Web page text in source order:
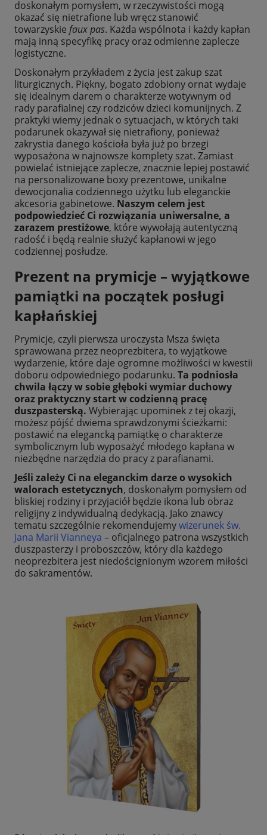
doskonałym pomysłem, w rzeczywistości mogą
okazać się nietrafione lub wręcz stanowić
towarzyskie faux pas. Każda wspólnota i każdy kapłan
mają inną specyfikę pracy oraz odmienne zaplecze
logistyczne.
Doskonałym przykładem z życia jest zakup szat
liturgicznych. Piękny, bogato zdobiony ornat wydaje
się idealnym darem o charakterze wotywnym od
rady parafialnej czy rodziców dzieci komunijnych. Z
praktyki wiemy jednak o sytuacjach, w których taki
podarunek okazywał się nietrafiony, ponieważ
zakrystia danego kościoła była już po brzegi
wyposażona w najnowsze komplety szat. Zamiast
powielać istniejące zaplecze, znacznie lepiej postawić
na personalizowane boxy prezentowe, unikalne
dewocjonalia codziennego użytku lub eleganckie
akcesoria gabinetowe. Naszym celem jest
podpowiedzieć Ci rozwiązania uniwersalne, a
zarazem prestiżowe, które wywołają autentyczną
radość i będą realnie służyć kapłanowi w jego
codziennej posłudze.
Prezent na prymicje – wyjątkowe
pamiątki na początek posługi
kapłańskiej
Prymicje, czyli pierwsza uroczysta Msza święta
sprawowana przez neoprezbitera, to wyjątkowe
wydarzenie, które daje ogromne możliwości w kwestii
doboru odpowiedniego podarunku. Ta podniosła
chwila łączy w sobie głęboki wymiar duchowy
oraz praktyczny start w codzienną pracę
duszpasterską. Wybierając upominek z tej okazji,
możesz pójść dwiema sprawdzonymi ścieżkami:
postawić na elegancką pamiątkę o charakterze
symbolicznym lub wyposażyć młodego kapłana w
niezbędne narzędzia do pracy z parafianami.
Jeśli zależy Ci na eleganckim darze o wysokich
walorach estetycznych, doskonałym pomysłem od
bliskiej rodziny i przyjaciół będzie ikona lub obraz
religijny z indywidualną dedykacją. Jako znawcy
tematu szczególnie rekomendujemywizerunek św.
Jana Marii Vianneya – oficjalnego patrona wszystkich
duszpasterzy i proboszczów, który dla każdego
neoprezbitera jest niedoścignionym wzorem miłości
do sakramentów.